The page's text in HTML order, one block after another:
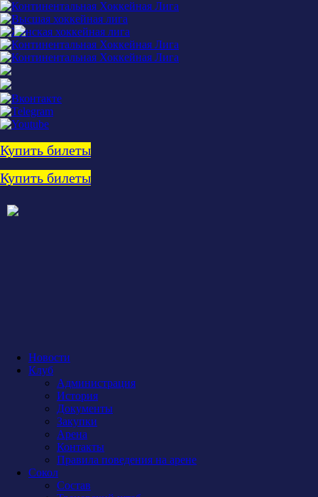
Купить билеты
Купить билеты
Новости
Клуб
Администрация
История
Документы
Закупки
Арена
Контакты
Правила поведения на арене
Сокол
Состав